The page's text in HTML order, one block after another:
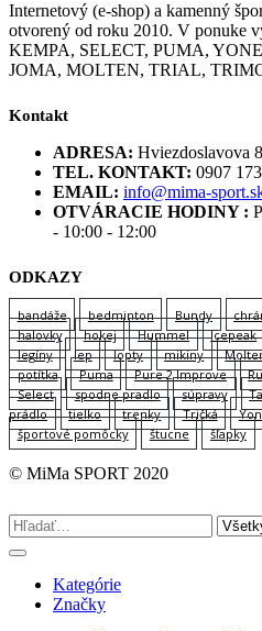
Internetový (e-shop) a kamenný
otvorený od roku 2010. V ponuke
KEMPA, SELECT, PUMA,
JOMA, MOLTEN, TRIAL,
Kontakt
ADRESA: Hviezdoslavova
TEL. KONTAKT: 0907
EMAIL: info@mima-
OTVÁRACIE HODINY :
- 10:00 - 12:00
ODKAZY
bandáže bedminton Bundy
halovky
hokej Hummel Icepeak
legíny
lep lopty mikiny
potítka
Puma Pure 2 Improve
Select
spodne pradlo súpravy
prádlo
tielko trenky Tričká
športové pomôcky
štucne šľapky
© MiMa SPORT 2020
Kategórie
Značky